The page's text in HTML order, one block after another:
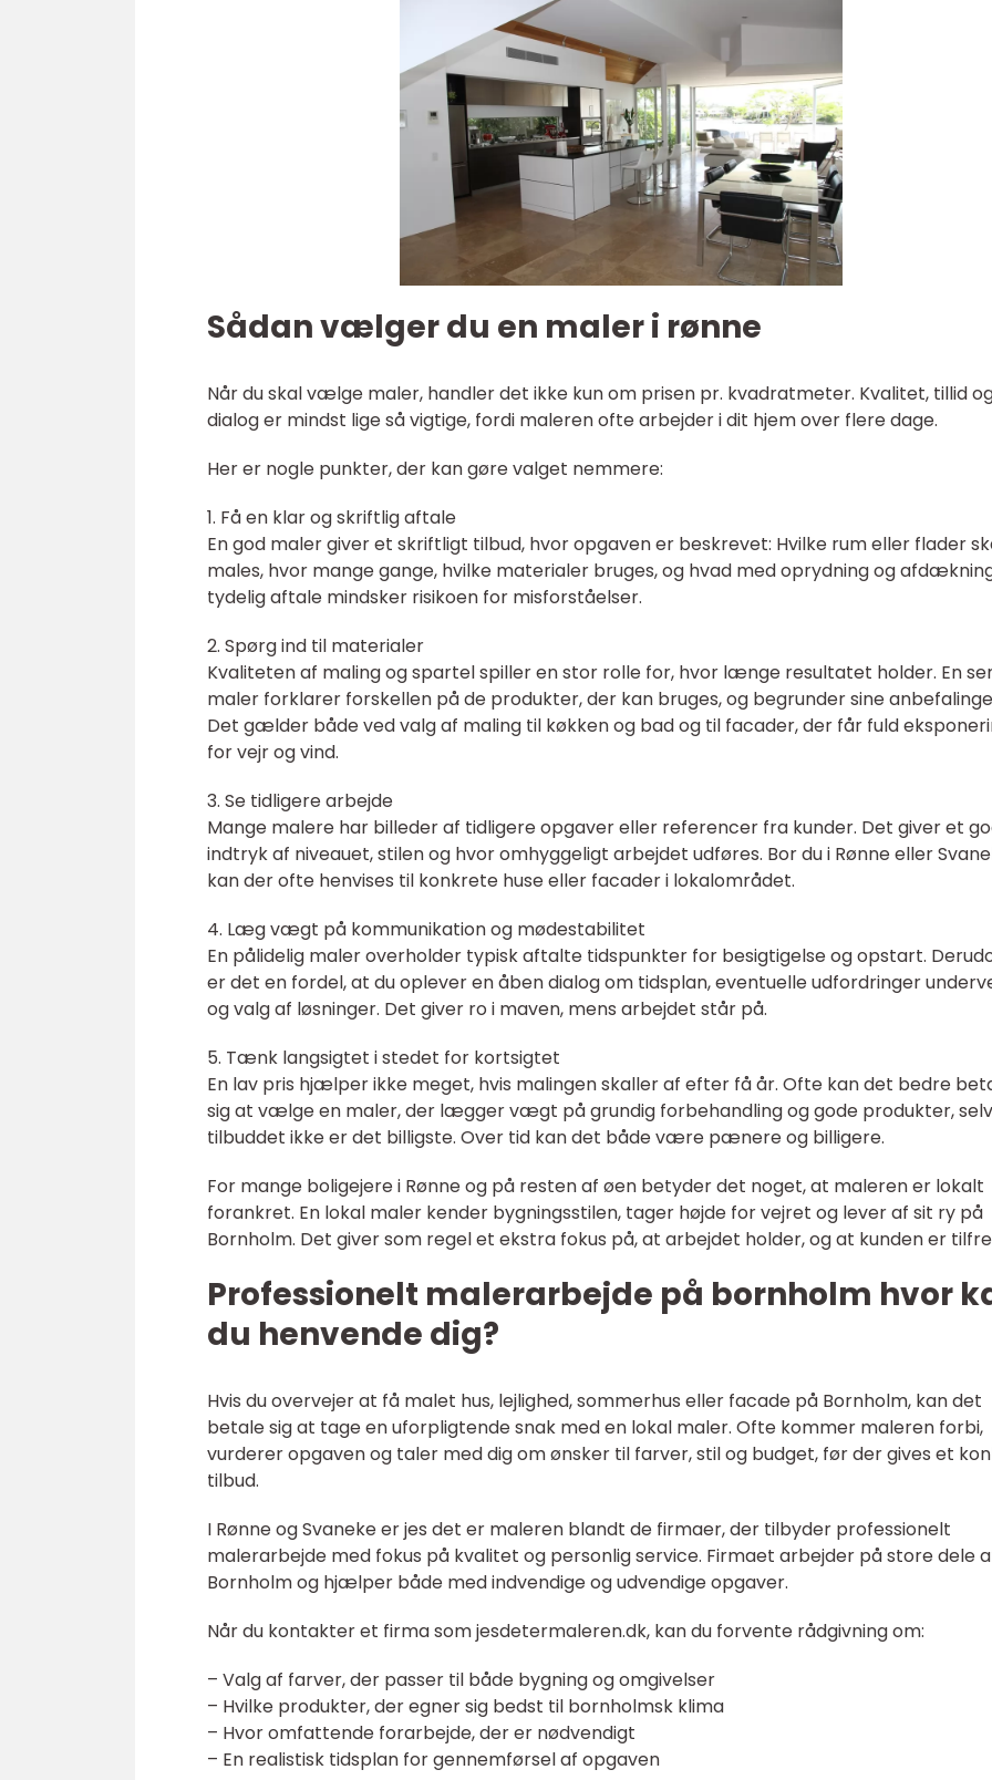
Sådan vælger du en maler i rønne
Når du skal vælge maler, handler det ikke kun om prisen pr. kvadratmeter. Kvalitet, tillid
dialog er mindst lige så vigtige, fordi maleren ofte arbejder i dit hjem over flere dage.
Her er nogle punkter, der kan gøre valget nemmere:
1. Få en klar og skriftlig aftale
En god maler giver et skriftligt tilbud, hvor opgaven er beskrevet: Hvilke rum eller flader
males, hvor mange gange, hvilke materialer bruges, og hvad med oprydning og
tydelig aftale mindsker risikoen for misforståelser.
2. Spørg ind til materialer
Kvaliteten af maling og spartel spiller en stor rolle for, hvor længe resultatet holder. En
maler forklarer forskellen på de produkter, der kan bruges, og begrunder sine
Det gælder både ved valg af maling til køkken og bad og til facader, der får fuld
for vejr og vind.
3. Se tidligere arbejde
Mange malere har billeder af tidligere opgaver eller referencer fra kunder. Det giver et
indtryk af niveauet, stilen og hvor omhyggeligt arbejdet udføres. Bor du i Rønne eller
kan der ofte henvises til konkrete huse eller facader i lokalområdet.
4. Læg vægt på kommunikation og mødestabilitet
En pålidelig maler overholder typisk aftalte tidspunkter for besigtigelse og opstart.
er det en fordel, at du oplever en åben dialog om tidsplan, eventuelle udfordringer
og valg af løsninger. Det giver ro i maven, mens arbejdet står på.
5. Tænk langsigtet i stedet for kortsigtet
En lav pris hjælper ikke meget, hvis malingen skaller af efter få år. Ofte kan det bedre
sig at vælge en maler, der lægger vægt på grundig forbehandling og gode produkter,
tilbuddet ikke er det billigste. Over tid kan det både være pænere og billigere.
For mange boligejere i Rønne og på resten af øen betyder det noget, at maleren er lokalt
forankret. En lokal maler kender bygningsstilen, tager højde for vejret og lever af sit ry på
Bornholm. Det giver som regel et ekstra fokus på, at arbejdet holder, og at kunden er
Professionelt malerarbejde på bornholm hvor
du henvende dig?
Hvis du overvejer at få malet hus, lejlighed, sommerhus eller facade på Bornholm, kan det
betale sig at tage en uforpligtende snak med en lokal maler. Ofte kommer maleren forbi,
vurderer opgaven og taler med dig om ønsker til farver, stil og budget, før der gives et
tilbud.
I Rønne og Svaneke er jes det er maleren blandt de firmaer, der tilbyder professionelt
malerarbejde med fokus på kvalitet og personlig service. Firmaet arbejder på store dele
Bornholm og hjælper både med indvendige og udvendige opgaver.
Når du kontakter et firma som jesdetermaleren.dk, kan du forvente rådgivning om:
– Valg af farver, der passer til både bygning og omgivelser
– Hvilke produkter, der egner sig bedst til bornholmsk klima
– Hvor omfattende forarbejde, der er nødvendigt
– En realistisk tidsplan for gennemførsel af opgaven